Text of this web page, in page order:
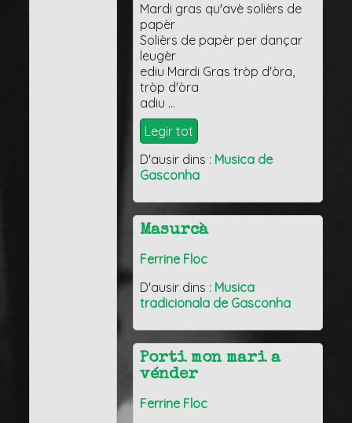
Mardi gras qu'avè solièrs de
papèr
Solièrs de papèr per dançar
leugèr
ediu Mardi Gras tròp d'òra,
tròp d'òra
adiu …
Legir tot
D'ausir dins : Musica de
Gasconha
Masurcà
Ferrine Floc
D'ausir dins : Musica
tradicionala de Gasconha
Porti mon mari a
vénder
Ferrine Floc